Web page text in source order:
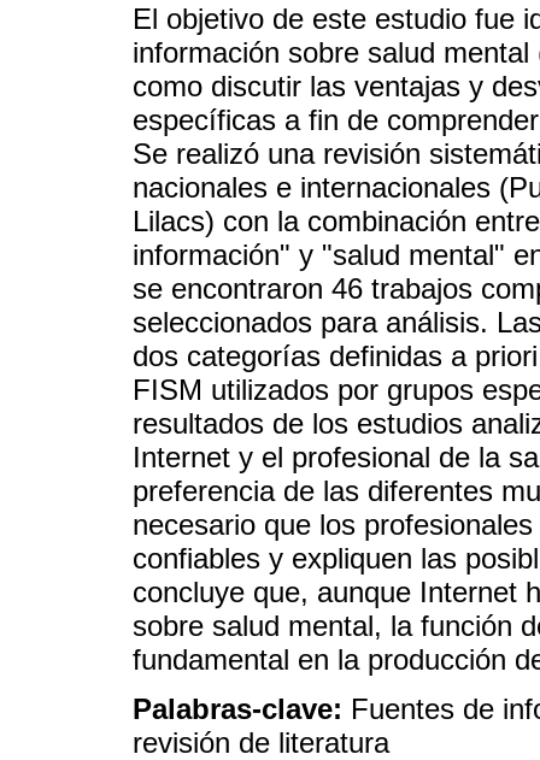
El objetivo de este estudio fue
información sobre salud
como discutir las ventajas y
específicas a fin de
Se realizó una revisión
nacionales e internacionales
Lilacs) con la combinación
información" y "salud mental"
se encontraron 46 trabajos
seleccionados para análisis.
dos categorías definidas a
FISM utilizados por grupos
resultados de los estudios
Internet y el profesional de la
preferencia de las diferentes
necesario que los
confiables y expliquen las
concluye que, aunque Internet
sobre salud mental, la función
fundamental en la producción
Palabras-clave: Fuentes de
revisión de literatura